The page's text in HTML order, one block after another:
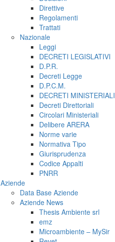
Direttive
Regolamenti
Trattati
Nazionale
Leggi
DECRETI LEGISLATIVI
D.P.R.
Decreti Legge
D.P.C.M.
DECRETI MINISTERIALI
Decreti Direttoriali
Circolari Ministeriali
Delibere ARERA
Norme varie
Normativa Tipo
Giurisprudenza
Codice Appalti
PNRR
Aziende
Data Base Aziende
Aziende News
Thesis Ambiente srl
emz
Microambiente – MySir